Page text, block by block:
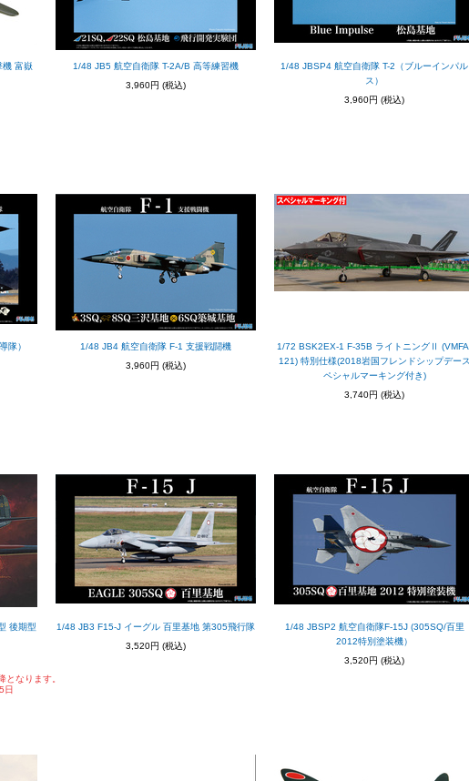
機 富嶽
1/48 JB5 航空自衛隊 T-2A/B 高等練習機
3,960円 (税込)
1/48 JBSP4 航空自衛隊 T-2（ブルーインパル
ス）
3,960円 (税込)
隊）
1/48 JB4 航空自衛隊 F-1 支援戦闘機
3,960円 (税込)
1/72 BSK2EX-1 F-35B ライトニングⅡ
121) 特別仕様(2018岩国フレンドシップデー
ペシャルマーキング付き)
3,740円 (税込)
後期型
となります。
日
1/48 JB3 F15-J イーグル 百里基地 第305飛行隊
3,520円 (税込)
1/48 JBSP2 航空自衛隊F-15J (305SQ/百里
2012特別塗装機）
3,520円 (税込)